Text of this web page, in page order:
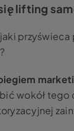
lifting
wokół